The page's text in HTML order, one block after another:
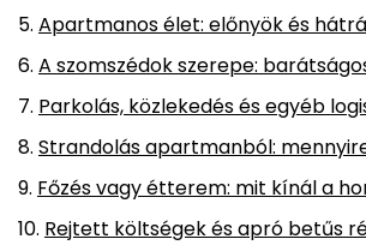
Apartmanos élet: előnyök és
A szomszédok szerepe:
Parkolás, közlekedés és egyéb
Strandolás apartmanból:
Főzés vagy étterem: mit kínál a
Rejtett költségek és apró betűs